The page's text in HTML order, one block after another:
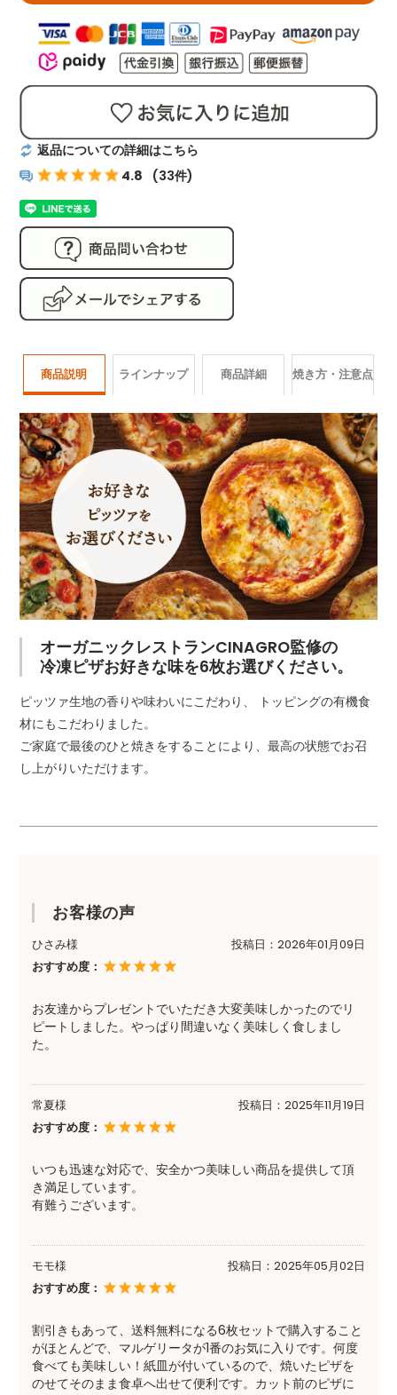
返品についての詳細はこちら
4.8
(33件)
商品説明
オーガニックレストランCINAGRO監修の
冷凍ピザお好きな味を6枚お選びください。
ピッツァ生地の香りや味わいにこだわり、 トッピングの有機食
材にもこだわりました。
ご家庭で最後のひと焼きをすることにより、最高の状態でお召
し上がりいただけます。
ラインナップ
ラインナップ
マルゲリータ ジェノベーゼ
クア
マッ
フンギビアンコ
商品詳細
商品番号 pizza6select
名称 冷凍ピザ
製造元 薬糧開発株式会社
原産国 日本
原材料 各商品ページでご確認お願
商品サイズ
18cm前後
後する場合がございます。
賞味期限
発送後30日保証 ※発送日を
JANコード
ギフト包装
○熨斗
広告文責 薬糧開発株式会社（0120-
焼き方・注意点
お客様の声
ひさみ様 投稿日： 2026年01月09日
おすすめ度：
お友達からプレゼントでいただき大変美味しかったのでリ
ピートしました。やっぱり間違いなく美味しく食しまし
た。
常夏様 投稿日： 2025年11月19日
おすすめ度：
いつも迅速な対応で、安全かつ美味しい商品を提供して頂
き満足しています。
有難うございます。
モモ様 投稿日： 2025年05月02日
おすすめ度：
割引きもあって、送料無料になる6枚セットで購入すること
がほとんどで、マルゲリータが1番のお気に入りです。何度
食べても美味しい！紙皿が付いているので、焼いたピザを
のせてそのまま食卓へ出せて便利です。カット前のピザに